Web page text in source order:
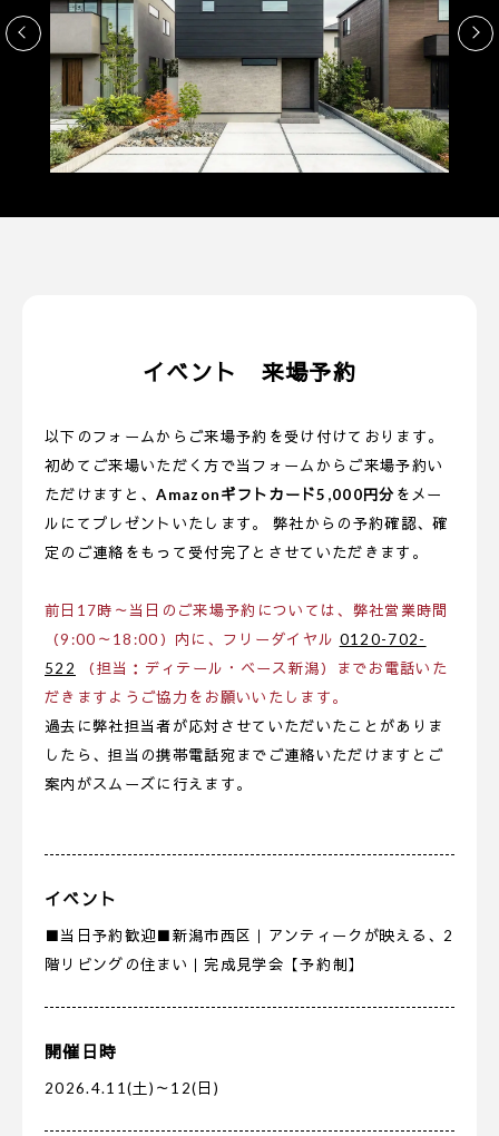
イベント 来場予約
以下のフォームからご来場予約を受け付けております。
初めてご来場いただく方で当フォームからご来場予約い
ただけますと、Amazonギフトカード5,000円分をメー
ルにてプレゼントいたします。 弊社からの予約確認、確
定のご連絡をもって受付完了とさせていただきます。
前日17時～当日のご来場予約については、弊社営業時間
（9:00～18:00）内に、フリーダイヤル 0120-702-
522
（担当：ディテール・ベース新潟）までお電話いた
だきますようご協力をお願いいたします。
過去に弊社担当者が応対させていただいたことがありま
したら、担当の携帯電話宛までご連絡いただけますとご
案内がスムーズに行えます。
イベント
■当日予約歓迎■新潟市西区｜アンティークが映える、2
階リビングの住まい｜完成見学会【予約制】
開催日時
2026.4.11(土)～12(日)